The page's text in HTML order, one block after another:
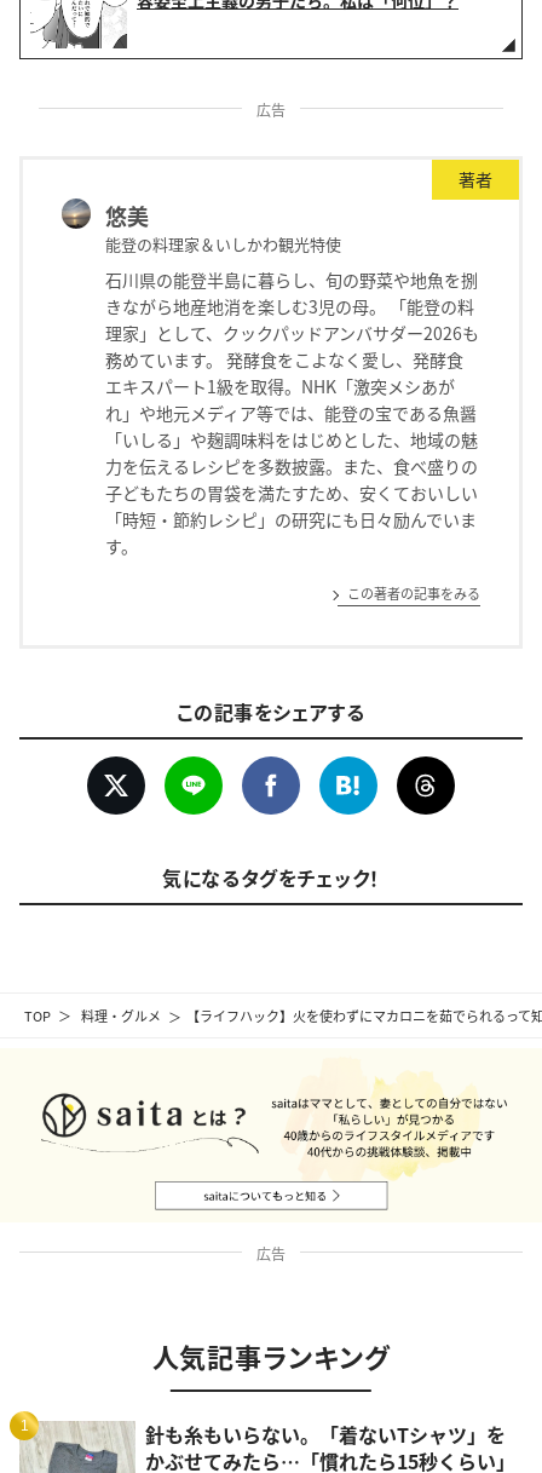
TOP 料理・グルメ 【ライフハック】火を使わずにマカロニを茹でられるって
広告
著者
悠美
能登の料理家＆いしかわ観光特使
石川県の能登半島に暮らし、旬の野菜や地魚を捌
きながら地産地消を楽しむ3児の母。 「能登の料
理家」として、クックパッドアンバサダー2026も
務めています。 発酵食をこよなく愛し、発酵食
エキスパート1級を取得。NHK「激突メシあが
れ」や地元メディア等では、能登の宝である魚醤
「いしる」や麹調味料をはじめとした、地域の魅
力を伝えるレシピを多数披露。また、食べ盛りの
子どもたちの胃袋を満たすため、安くておいしい
「時短・節約レシピ」の研究にも日々励んでいま
す。
この著者の記事をみる
この記事をシェアする
気になるタグをチェック！
広告
人気記事ランキング
1
針も糸もいらない。「着ないTシャツ」を
かぶせてみたら…「慣れたら15秒くらい」